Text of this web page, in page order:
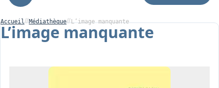
Centre de Soin
Accueil Médiathèque L’image manquante
L’image manquante